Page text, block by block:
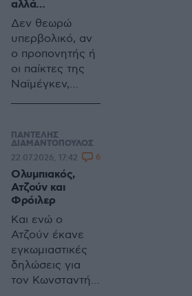
αλλά…
Δεν θεωρώ
υπερβολικό, αν
ο προπονητής ή
οι παίκτες της
Ναϊμέγκεν,
τον Ολυμπιακό
ΠΑΝΤΕΛΗΣ
ΔΙΑΜΑΝΤΟΠΟΥΛΟΣ
Ολυμπιακός,
Ατζούν και
Φρόιλερ
Και ενώ ο
Ατζούν έκανε
εγκωμιαστικές
δηλώσεις για
τον Κωνσταντή
22.07.2026, 17:42 6